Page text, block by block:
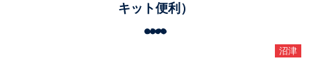
キット便利）
沼津